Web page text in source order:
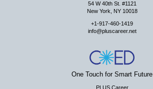
54 W 40th St. #1121
New York, NY 10018
+1-917-460-1419
info@pluscareer.net
One Touch for Smart Future
PLUS Career